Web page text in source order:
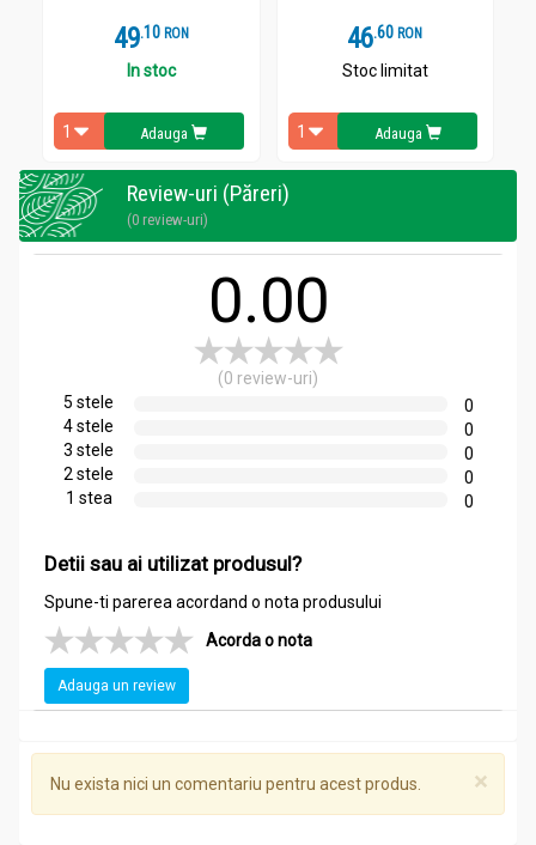
49.1 RON
In stoc
Adauga
46.6 RON
Stoc limitat
Adauga
Review-uri (Păreri)
(0 review-uri)
0.00
(0 review-uri)
5 stele
0
4 stele
0
3 stele
0
2 stele
0
1 stea
0
Detii sau ai utilizat produsul?
Spune-ti parerea acordand o nota produsului
Acorda o nota
Adauga un review
×
Nu exista nici un comentariu pentru acest produs.